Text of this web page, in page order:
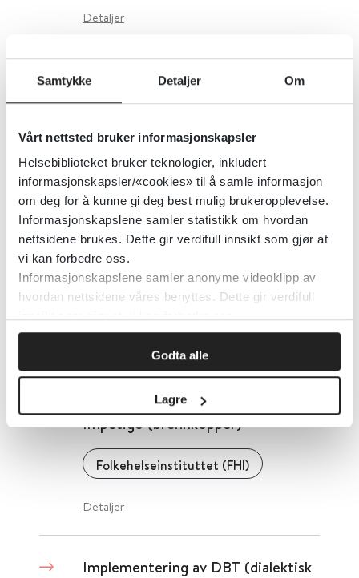
Samtykke Detaljer Om
Vårt nettsted bruker informasjonskapsler
Helsebiblioteket bruker teknologier, inkludert
informasjonskapsler/«cookies» til å samle informasjon
om deg for å kunne gi deg best mulig brukeropplevelse.
Informasjonskapslene samler statistikk om hvordan
nettsidene brukes. Dette gir verdifull innsikt som gjør at
vi kan forbedre oss.
Informasjonskapslene samler anonyme videoklipp av
hvordan nettsidene våres benyttes. Dette gir verdifull
Godta alle
Lagre
Detaljer
Immunologisk aktivitet og
biologiske legemidler påvirker
Norsk Farmaceutisk Tidsskrift 2022
Detaljer
IMM-modellen – optimalisering av
legemiddelbehandling
Helsebiblioteket
Impetigo (brennkopper)
Folkehelseinstituttet (FHI)
Detaljer
Implementering av DBT (dialektisk